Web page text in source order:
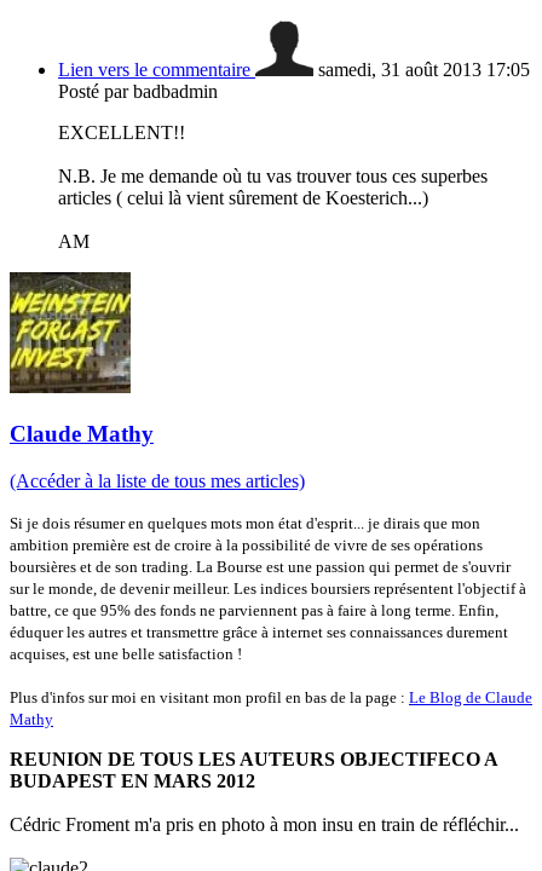
Lien vers le commentaire
samedi, 31 août 2013 17:05
Posté par badbadmin
EXCELLENT!!
N.B. Je me demande où tu vas trouver tous ces superbes
articles ( celui là vient sûrement de Koesterich...)
AM
Claude Mathy
(Accéder à la liste de tous mes articles)
Si je dois résumer en quelques mots mon état d'esprit... je dirais que mon
ambition première est de croire à la possibilité de vivre de ses opérations
boursières et de son trading. La Bourse est une passion qui permet de s'ouvrir
sur le monde, de devenir meilleur. Les indices boursiers représentent l'objectif à
battre, ce que 95% des fonds ne parviennent pas à faire à long terme. Enfin,
éduquer les autres et transmettre grâce à internet ses connaissances durement
acquises, est une belle satisfaction !
Plus d'infos sur moi en visitant mon profil en bas de la page : Le Blog de Claude
Mathy
REUNION DE TOUS LES AUTEURS OBJECTIFECO A
BUDAPEST EN MARS 2012
Cédric Froment m'a pris en photo à mon insu en train de réfléchir...